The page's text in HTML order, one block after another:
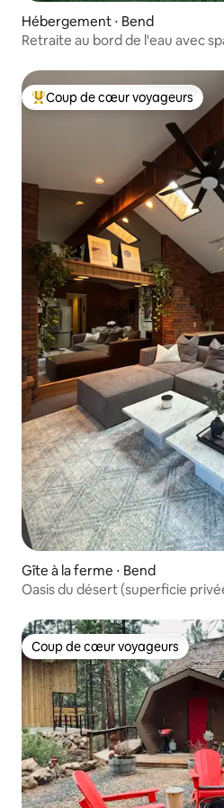
Hébergement ⋅ Bend
Retraite au bord de l'eau avec
Coups de cœur voyageurs les
Coup de cœur voyageurs
Gîte à la ferme ⋅ Bend
Oasis du désert (superficie
Coup de cœur voyageurs
Coup de cœur voyageurs